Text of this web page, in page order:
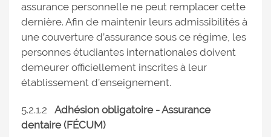
assurance personnelle ne peut remplacer cette
dernière. Afin de maintenir leurs admissibilités à
une couverture d’assurance sous ce régime, les
personnes étudiantes internationales doivent
demeurer officiellement inscrites à leur
établissement d’enseignement.
5.2.1.2 Adhésion obligatoire - Assurance
dentaire (FÉCUM)